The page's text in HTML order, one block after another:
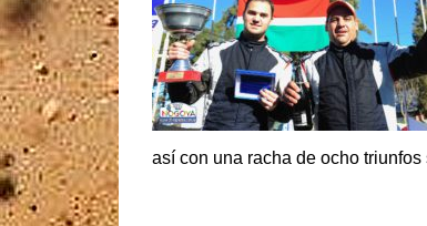
así con una racha de ocho triunfos